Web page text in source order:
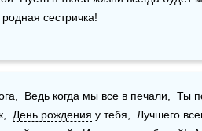
сестричка!
Ведь когда мы все в печали,  Ты
День рождения у тебя,  Лучшего